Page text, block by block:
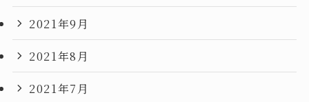
2021年9月
2021年8月
2021年7月